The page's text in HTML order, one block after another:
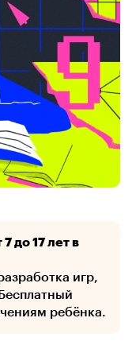
до 17 лет в
игр,
ребёнка.